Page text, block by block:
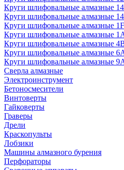
Круги шлифовальные алмазные
Круги шлифовальные алмазные
Круги шлифовальные алмазные
Круги шлифовальные алмазные
Круги шлифовальные алмазные
Круги шлифовальные алмазные
Круги шлифовальные алмазные
Сверла алмазные
Электроинструмент
Бетоносмесители
Винтоверты
Гайковерты
Граверы
Дрели
Краскопульты
Лобзики
Машины алмазного бурения
Перфораторы